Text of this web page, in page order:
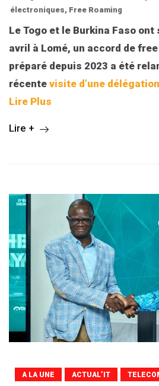
électroniques, Free Roaming
Le Togo et le Burkina Faso
avril à Lomé, un accord de
préparé depuis 2023 a été
récente visite d’une
Lire Plus
Lire +
A LA UNE ACTUAL’IT